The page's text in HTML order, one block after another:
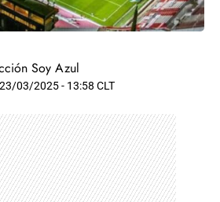
Soy Azul
23/03/2025 - 13:58 CLT